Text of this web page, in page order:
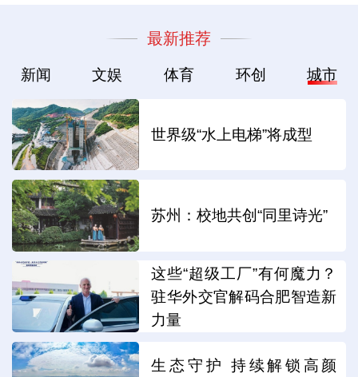
最新推荐
新闻 文娱 体育 环创 城市
世界级“水上电梯”将成型
苏州：校地共创“同里诗光”
这些“超级工厂”有何魔力？
驻华外交官解码合肥智造新
力量
生态守护 持续解锁高颜